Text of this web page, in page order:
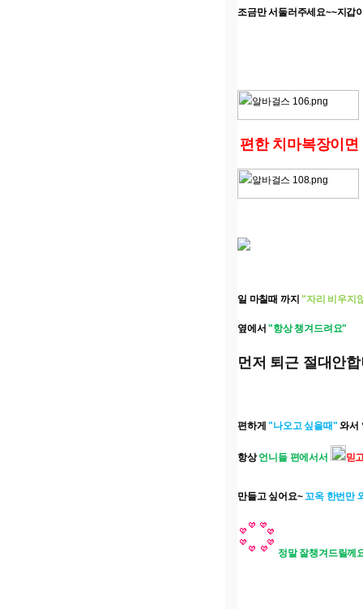
조금만 서둘러주세요~~지갑
편한 치마복장이
일 마칠때 까지 "자리 비우지
옆에서 "항상 챙겨드려요"
먼저 퇴근 절대안
편하게"나오고 싶을때" 와서
항상언니들 편에서서 믿
만들고 싶어요~꼬옥 한번만
정말 잘챙겨드릴께